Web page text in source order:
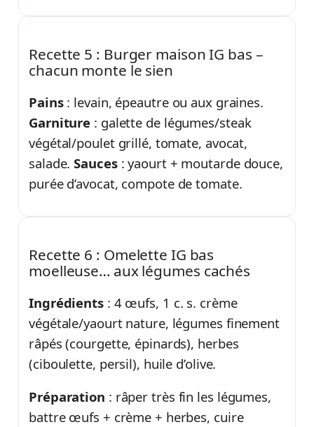
Recette 5 : Burger maison IG bas –
chacun monte le sien
Pains: levain, épeautre ou aux graines.
Garniture : galette de légumes/steak
végétal/poulet grillé, tomate, avocat,
salade.Sauces: yaourt + moutarde douce,
purée d’avocat, compote de tomate.
Recette 6 : Omelette IG bas
moelleuse… aux légumes cachés
Ingrédients: 4 œufs, 1 c. s. crème
végétale/yaourt nature, légumes finement
râpés (courgette, épinards), herbes
(ciboulette, persil), huile d’olive.
Préparation : râper très fin les légumes,
battre œufs + crème + herbes, cuire